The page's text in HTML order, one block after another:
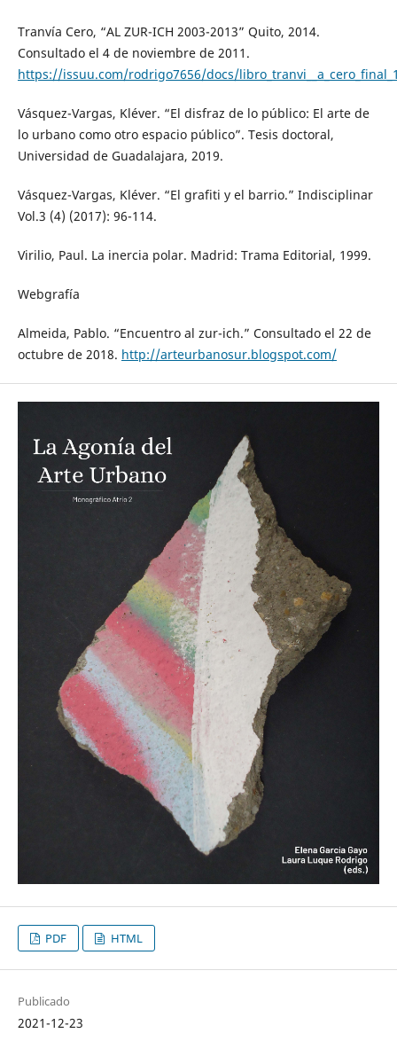
Tranvía Cero, “AL ZUR-ICH 2003-2013” Quito, 2014.
Consultado el 4 de noviembre de 2011.
https://issuu.com/rodrigo7656/docs/
Vásquez-Vargas, Kléver. “El disfraz de lo público: El arte de
lo urbano como otro espacio público”. Tesis doctoral,
Universidad de Guadalajara, 2019.
Vásquez-Vargas, Kléver. “El grafiti y el barrio.” Indisciplinar
Vol.3 (4) (2017): 96-114.
Virilio, Paul. La inercia polar. Madrid: Trama Editorial, 1999.
Webgrafía
Almeida, Pablo. “Encuentro al zur-ich.” Consultado el 22 de
octubre de 2018. http://arteurbanosur.blogspot.com/
PDF HTML
Publicado
2021-12-23